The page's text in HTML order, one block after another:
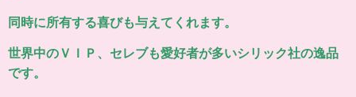
同時に所有する喜びも与えてくれます。
世界中のＶＩＰ、セレブも愛好者が多いシリック社の逸品
です。